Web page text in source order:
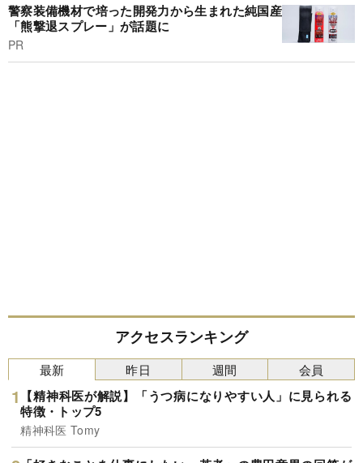
警察装備機材で培った開発力から生まれた純国産
「熊撃退スプレー」が話題に
PR
アクセスランキング
最新
【精神科医が解説】「うつ病になりやすい人」に見られる
特徴・トップ5
精神科医 Tomy
昨日 週間 会員